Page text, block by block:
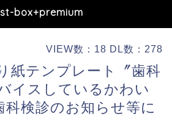
box+premium
VIEW数：18 DL数：278
紙テンプレート〞歯科
イスしているかわい
科検診のお知らせ等に